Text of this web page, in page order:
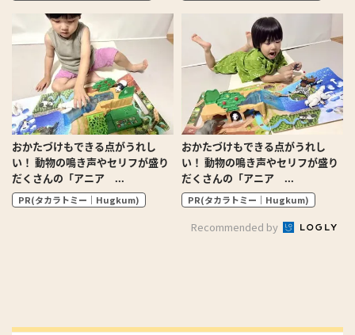
おかたづけもできる点がうれし
い！ 動物の鳴き声やセリフが盛り
だくさんの「アニア ...
PR(タカラトミー｜Hugkum)
おかたづけもできる点がうれし
い！ 動物の鳴き声やセリフが盛り
だくさんの「アニア ...
PR(タカラトミー｜Hugkum)
Recommended by